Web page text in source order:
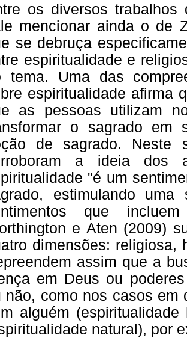
os diversos trabalhos
mencionar ainda o de
se debruça
espiritualidade e
tema. Uma das
espiritualidade afirma
as pessoas utilizam
o sagrado em
de sagrado. Neste
a ideia dos
"é um
estimulando
que
e Aten (2009)
dimensões: religiosa,
assim que a
em Deus ou
não, como nos casos em
alguém
natural), por